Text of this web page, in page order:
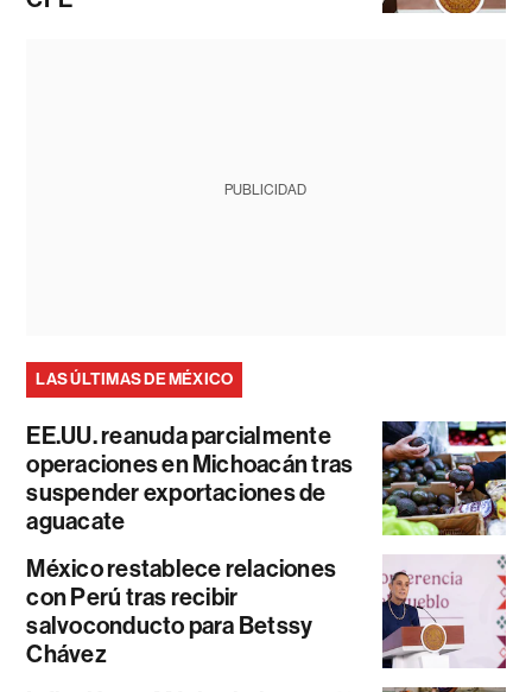
PUBLICIDAD
LAS ÚLTIMAS DE MÉXICO
EE.UU. reanuda parcialmente
operaciones en Michoacán tras
suspender exportaciones de
aguacate
México restablece relaciones
con Perú tras recibir
salvoconducto para Betssy
Chávez